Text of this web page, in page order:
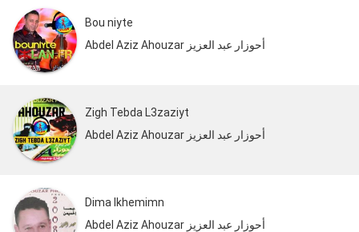
Bou niyte
Abdel Aziz Ahouzar أحوزار عبد العزيز
Zigh Tebda L3zaziyt
Abdel Aziz Ahouzar أحوزار عبد العزيز
Dima Ikhemimn
Abdel Aziz Ahouzar أحوزار عبد العزيز